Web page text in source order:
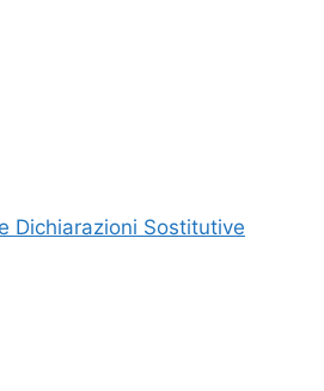
Dichiarazioni Sostitutive